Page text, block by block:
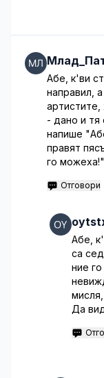
Абе, к'ви
направил,
артистите,
- дано и тя
напише
правят
го
Отговори
Абе,
са
ние
Да